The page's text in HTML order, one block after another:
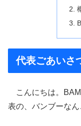
代表ごあいさ
こんにちは。
表の、バンブーなん